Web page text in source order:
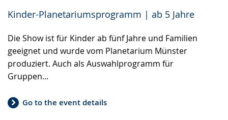
Kinder-Planetariumsprogramm | ab 5 Jahre
Die Show ist für Kinder ab fünf Jahre und Familien
geeignet und wurde vom Planetarium Münster
produziert. Auch als Auswahlprogramm für
Gruppen...
Go to the event details